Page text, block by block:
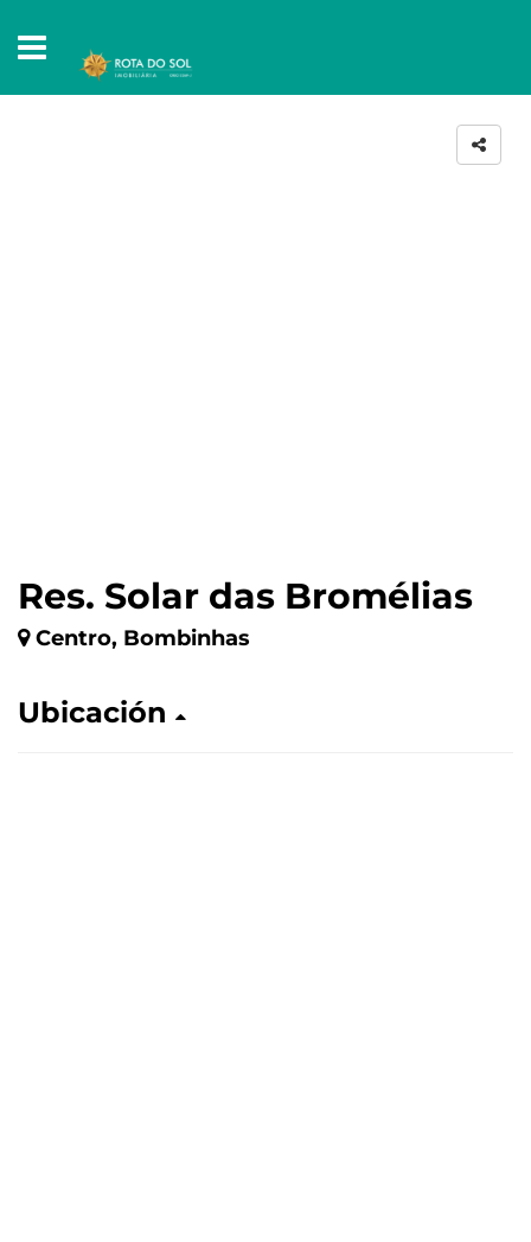
Res. Solar das Bromélias
Centro, Bombinhas
Ubicación